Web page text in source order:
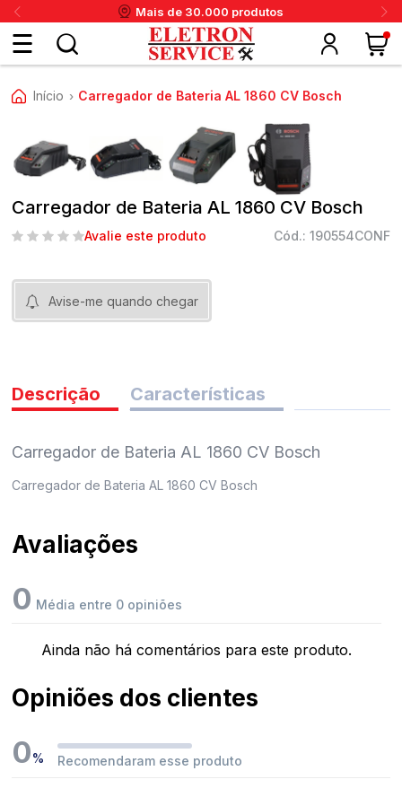
Mais de 30.000 produtos
Cadastre-
se
Panex KrupsTaiffFaet DanevaEletrolux DeWalt Skymsen
Início › Carregador de Bateria AL 1860 CV Bosch
Carregador de Bateria AL 1860 CV Bosch
Avalie este produto Cód.: 190554CONF
Avise-me quando chegar
Descrição
Carregador de Bateria AL 1860 CV Bosch
Carregador de Bateria AL 1860 CV Bosch
Características
Avaliações
0 Média entre 0 opiniões
Ainda não há comentários para este produto.
Opiniões dos clientes
0% Recomendaram esse produto